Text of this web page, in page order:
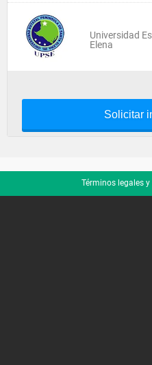
Universidad
Elena
Solicitar
Términos legales